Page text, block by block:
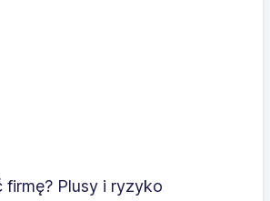
firmę? Plusy i ryzyko